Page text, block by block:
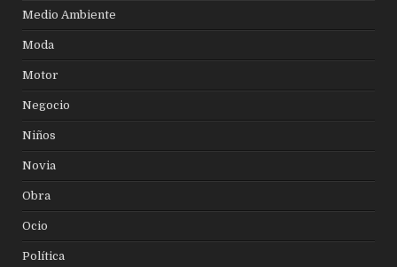
Medio Ambiente
Moda
Motor
Negocio
Niños
Novia
Obra
Ocio
Política